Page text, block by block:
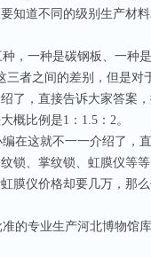
知道不同的级别生产材
，一种是碳钢板、一种是
者之间的差别，但是对
了，直接告诉大家答案，
概比例是1 ： 1.5 ： 2。
在这就不一一介绍了，
锁、掌纹锁、虹膜仪等
膜仪价格却要几万，那
的专业生产河北博物馆